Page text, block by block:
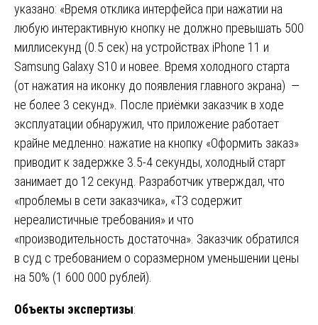
указано: «Время отклика интерфейса при нажатии на
любую интерактивную кнопку не должно превышать 500
миллисекунд (0.5 сек) на устройствах iPhone 11 и
Samsung Galaxy S10 и новее. Время холодного старта
(от нажатия на иконку до появления главного экрана) —
не более 3 секунд». После приёмки заказчик в ходе
эксплуатации обнаружил, что приложение работает
крайне медленно: нажатие на кнопку «Оформить заказ»
приводит к задержке 3.5-4 секунды, холодный старт
занимает до 12 секунд. Разработчик утверждал, что
«проблемы в сети заказчика», «ТЗ содержит
нереалистичные требования» и что
«производительность достаточна». Заказчик обратился
в суд с требованием о соразмерном уменьшении цены
на 50% (1 600 000 рублей).
Объекты экспертизы: